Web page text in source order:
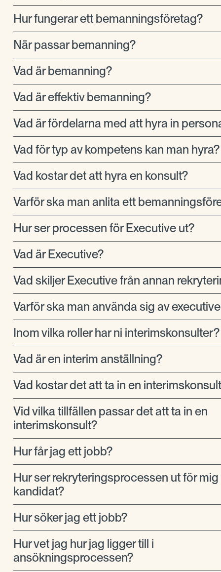
Hur fungerar ett bemanningsföretag?
När passar bemanning?
Vad är bemanning?
Vad är effektiv bemanning?
Vad är fördelarna med att hyra in
Vad för typ av kompetens kan man hyra?
Vad kostar det att hyra en konsult?
Varför ska man anlita ett
Hur ser processen för Executive ut?
Vad är Executive?
Vad skiljer Executive från annan
Varför ska man använda sig av
Inom vilka roller har ni interimskonsulter?
Vad är en interim anställning?
Vad kostar det att ta in en
Vid vilka tillfällen passar det att ta in en
interimskonsult?
Hur får jag ett jobb?
Hur ser rekryteringsprocessen ut för
kandidat?
Hur söker jag ett jobb?
Hur vet jag hur jag ligger till i
ansökningsprocessen?